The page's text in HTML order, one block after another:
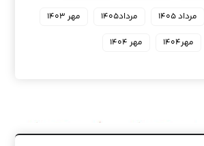
مرداد ۱۴۰۵ مرداد۱۴۰۵
مهر ۱۴۰۳
مهر۱۴۰۴
مهر ۱۴۰۴